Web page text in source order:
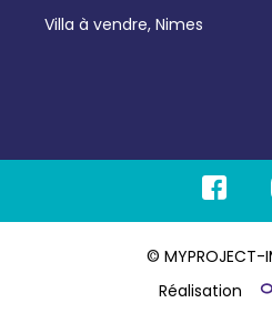
Villa à vendre, Nimes
© MYPROJECT-
Réalisation